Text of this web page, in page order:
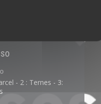
- 2 : Ternes - 3: